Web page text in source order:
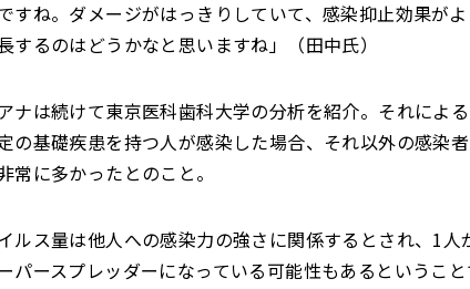
すね。ダメージがはっきりしていて、感染抑止効果が
するのはどうかなと思いますね」（田中氏）
ナは続けて東京医科歯科大学の分析を紹介。それによ
の基礎疾患を持つ人が感染した場合、それ以外の感染
常に多かったとのこと。
イルス量は他人への感染力の強さに関係するとされ、1
パースプレッダーになっている可能性もあるというこ